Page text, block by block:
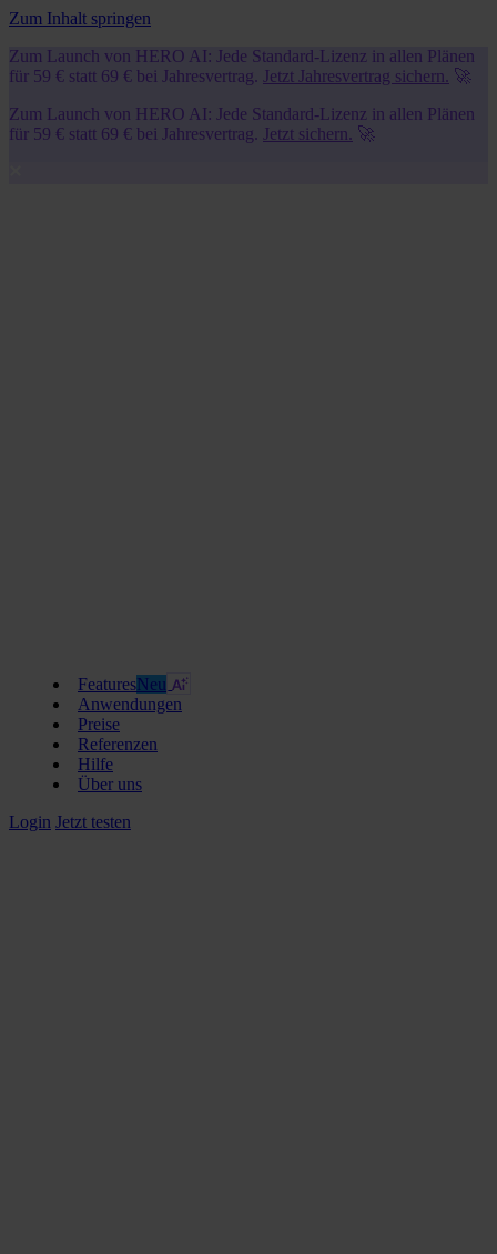
Zum Inhalt springen
Zum Launch von HERO AI: Jede Standard-Lizenz in allen Plänen
für 59 € statt 69 € bei Jahresvertrag. Jetzt Jahresvertrag sichern. 🚀
Zum Launch von HERO AI: Jede Standard-Lizenz in allen Plänen
für 59 € statt 69 € bei Jahresvertrag. Jetzt sichern. 🚀
FeaturesNeu
Anwendungen
Preise
Referenzen
Hilfe
Über uns
Login Jetzt testen